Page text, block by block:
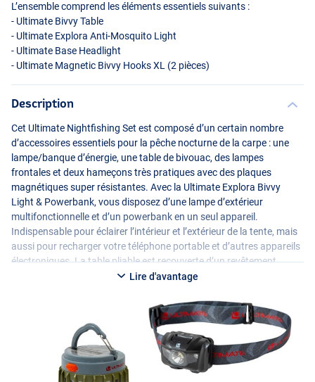
L’ensemble comprend les éléments essentiels suivants :
- Ultimate Bivvy Table
- Ultimate Explora Anti-Mosquito Light
- Ultimate Base Headlight
- Ultimate Magnetic Bivvy Hooks XL (2 pièces)
Description
Cet Ultimate Nightfishing Set est composé d’un certain nombre
d’accessoires essentiels pour la pêche nocturne de la carpe : une
lampe/banque d’énergie, une table de bivouac, des lampes
frontales et deux hameçons très pratiques avec des plaques
magnétiques super résistantes. Avec la Ultimate Explora Bivvy
Light & Powerbank, vous disposez d’une lampe d’extérieur
multifonctionnelle et d’un powerbank en un seul appareil.
Indispensable pour éclairer l’intérieur et l’extérieur de la tente, mais
aussi pour recharger votre téléphone portable et d’autres appareils
électroniques. La table pliable est recouverte d’un revêtement
antidérapant et, grâce au bord surélevé, tout reste bien en place sur
travail à l’intérieur et autour du bivvy lors d’une session de pêche
nocturne. Le bandeau est largement réglable, ce qui garantit que la
lampe reste toujours bien en place sur la tête. Comme mentionné,
un kit essentiel pour tout pêcheur de carpe nocturne !
Spécifications :
Lire d'avantage